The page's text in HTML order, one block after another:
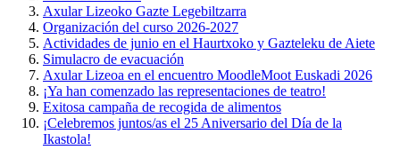
Axular Lizeoko Gazte Legebiltzarra
Organización del curso 2026-2027
Actividades de junio en el Haurtxoko y Gazteleku de Aiete
Simulacro de evacuación
Axular Lizeoa en el encuentro MoodleMoot Euskadi 2026
¡Ya han comenzado las representaciones de teatro!
Exitosa campaña de recogida de alimentos
¡Celebremos juntos/as el 25 Aniversario del Día de la
Ikastola!